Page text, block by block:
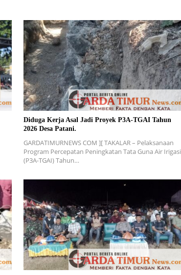
Diduga Kerja Asal Jadi Proyek P3A-TGAI Tahun
2026 Desa Patani.
GARDATIMURNEWS COM ][ TAKALAR – Pelaksanaan
Program Percepatan Peningkatan Tata Guna Air Irigasi
(P3A-TGAI) Tahun…